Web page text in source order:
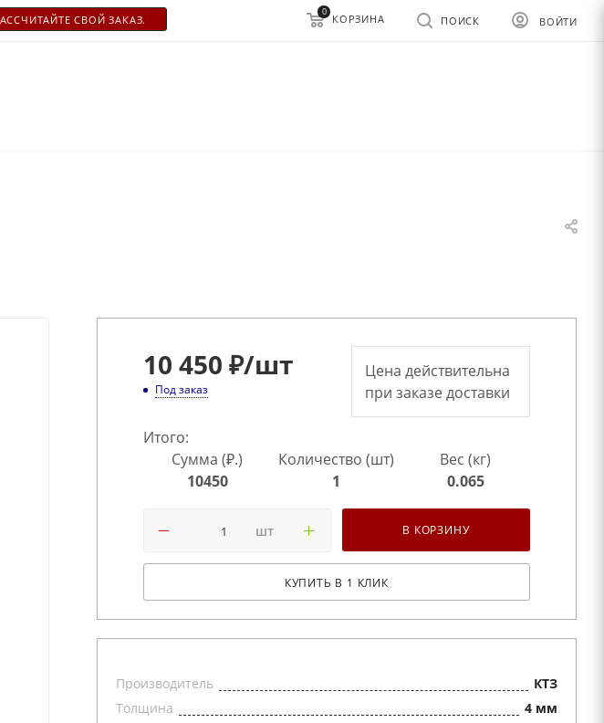
СВОЙ ЗАКАЗ. ВОЙТИ
ПОИСК
0
КОРЗИНА
10 450 ₽/шт
Под заказ
Цена действительна
при заказе доставки
Итого:
Сумма (₽.)
10450
Количество (шт)
1
Вес (кг)
0.065
шт В КОРЗИНУ
КУПИТЬ В 1 КЛИК
Производитель
КТЗ
Толщина
4 мм